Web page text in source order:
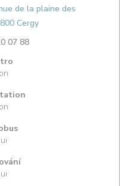
de la plaine des
Cergy((otevře se v novém
07 88